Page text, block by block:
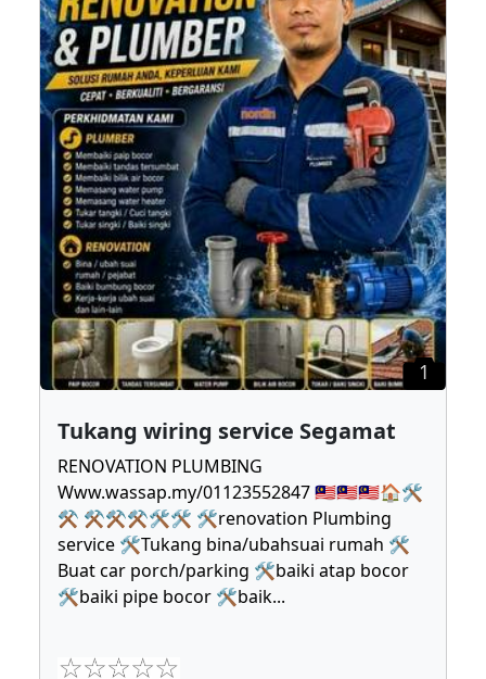
1
Tukang wiring service Segamat
RENOVATION PLUMBING
Www.wassap.my/01123552847 🇲🇾🇲🇾🇲🇾🏠🛠
⚒ ⚒⚒⚒🛠🛠 🛠renovation Plumbing
service 🛠Tukang bina/ubahsuai rumah 🛠
Buat car porch/parking 🛠baiki atap bocor
🛠baiki pipe bocor 🛠baik...